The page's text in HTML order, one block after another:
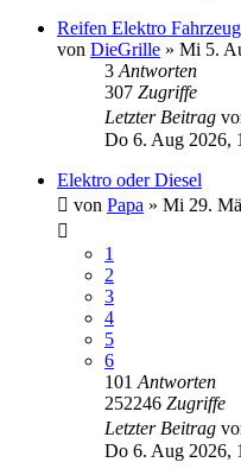
Reifen Elektro Fahrzeug
von DieGrille » Mi 5.
3Antworten
307 Zugriffe
Letzter Beitrag
Do 6. Aug 2026,
Elektro oder Diesel
von Papa » Mi 29.
1
2
3
4
5
6
101Antworten
252246 Zugriffe
Letzter Beitrag
Do 6. Aug 2026,